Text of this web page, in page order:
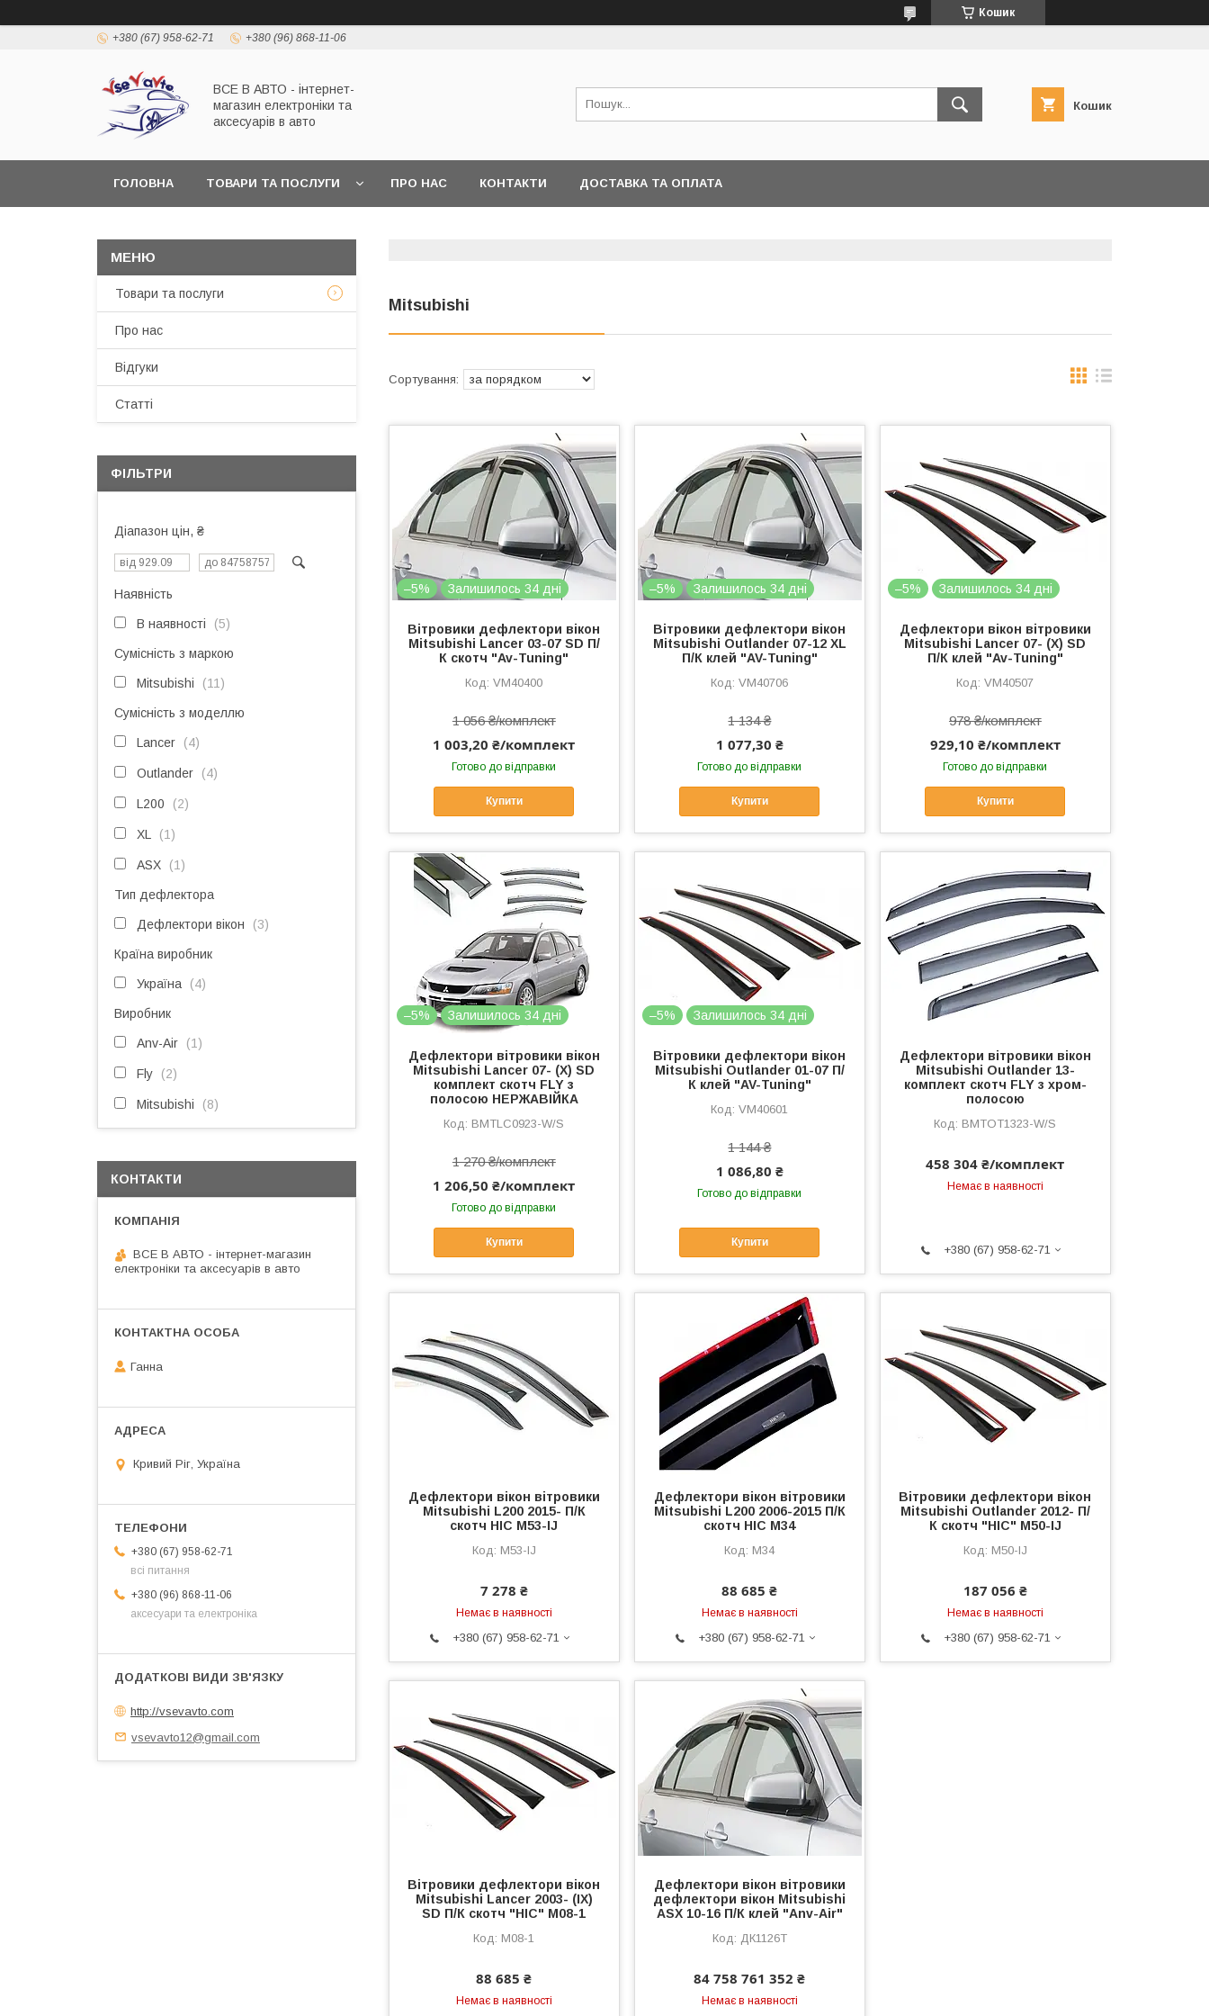
Кошик
+380 (67) 958-62-71 +380 (96) 868-11-06
ВСЕ В АВТО - інтернет-
магазин електроніки та
аксесуарів в авто
Кошик
ГОЛОВНА ТОВАРИ ТА ПОСЛУГИ ПРО НАС КОНТАКТИ ДОСТАВКА ТА ОПЛАТА
Mitsubishi
–5% Залишилось 34 дні
Вітровики дефлектори вікон
Mitsubishi Lancer 03-07 SD П/
К скотч "Av-Tuning"
VM40400
1 056 ₴/комплект
1 003,20 ₴/комплект
Готово до відправки
Купити
–5% Залишилось 34 дні
Вітровики дефлектори вікон
Mitsubishi Outlander 07-12 XL
П/К клей "AV-Tuning"
VM40706
1 134 ₴
1 077,30 ₴
Готово до відправки
Купити
–5% Залишилось 34 дні
Дефлектори вікон вітровики
Mitsubishi Lancer 07- (X) SD
П/К клей "Av-Tuning"
VM40507
978 ₴/комплект
929,10 ₴/комплект
Готово до відправки
Купити
–5% Залишилось 34 дні
Дефлектори вітровики вікон
Mitsubishi Lancer 07- (X) SD
комплект скотч FLY з
полосою НЕРЖАВІЙКА
BMTLC0923-W/S
1 270 ₴/комплект
1 206,50 ₴/комплект
Готово до відправки
Купити
–5% Залишилось 34 дні
Вітровики дефлектори вікон
Mitsubishi Outlander 01-07 П/
К клей "AV-Tuning"
VM40601
1 144 ₴
1 086,80 ₴
Готово до відправки
Купити
Дефлектори вітровики вікон
Mitsubishi Outlander 13-
комплект скотч FLY з хром-
полосою
BMTOT1323-W/S
458 304 ₴/комплект
Немає в наявності
+380 (67) 958-62-71
Дефлектори вікон вітровики
Mitsubishi L200 2015- П/К
скотч HIC M53-IJ
M53-IJ
7 278 ₴
Немає в наявності
+380 (67) 958-62-71
Дефлектори вікон вітровики
Mitsubishi L200 2006-2015 П/К
скотч HIC M34
M34
88 685 ₴
Немає в наявності
+380 (67) 958-62-71
Вітровики дефлектори вікон
Mitsubishi Outlander 2012- П/
К скотч "HIC" M50-IJ
M50-IJ
187 056 ₴
Немає в наявності
+380 (67) 958-62-71
Вітровики дефлектори вікон
Mitsubishi Lancer 2003- (IX)
SD П/К скотч "HIC" M08-1
M08-1
88 685 ₴
Немає в наявності
Дефлектори вікон вітровики
дефлектори вікон Mitsubishi
ASX 10-16 П/К клей "Anv-Air"
ДК1126Т
84 758 761 352 ₴
Немає в наявності
Товари та послуги
Про нас
Відгуки
Статті
ФІЛЬТРИ
Діапазон цін, ₴
Наявність
В наявності 5
Сумісність з маркою
Mitsubishi 11
Сумісність з моделлю
Lancer 4
Outlander 4
L200 2
XL 1
ASX 1
Тип дефлектора
Дефлектори вікон 3
Країна виробник
Україна 4
Виробник
Anv-Air 1
Fly 2
Mitsubishi 8
КОНТАКТИ
ВСЕ В АВТО - інтернет-магазин
електроніки та аксесуарів в авто
Ганна
Кривий Ріг, Україна
+380 (67) 958-62-71
всі питання
+380 (96) 868-11-06
аксесуари та електроніка
http://vsevavto.com
vsevavto12@gmail.com